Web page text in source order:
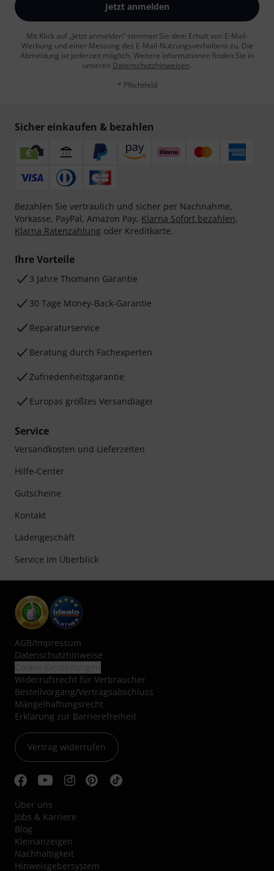
Jetzt anmelden
Mit Klick auf „Jetzt anmelden“ stimmen Sie dem Erhalt von E-Mail-
Werbung und einer Messung des E-Mail-Nutzungsverhaltens zu. Die
Abmeldung ist jederzeit möglich. Weitere Informationen finden Sie in
unseren Datenschutzhinweisen.
* Pflichtfeld
Sicher einkaufen & bezahlen
Bezahlen Sie vertraulich und sicher per Nachnahme,
Vorkasse, PayPal, Amazon Pay, Klarna Sofort bezahlen,
Klarna Ratenzahlung oder Kreditkarte.
Ihre Vorteile
3 Jahre Thomann Garantie
30 Tage Money-Back-Garantie
Reparaturservice
Beratung durch Fachexperten
Zufriedenheitsgarantie
Europas größtes Versandlager
Service
Versandkosten und Lieferzeiten
Hilfe-Center
Gutscheine
Kontakt
Ladengeschäft
Service im Überblick
AGB/Impressum
Datenschutzhinweise
Widerrufsrecht für Verbraucher
Bestellvorgang/Vertragsabschluss
Mängelhaftungsrecht
Erklärung zur Barrierefreiheit
Vertrag widerrufen
Über uns
Jobs & Karriere
Blog
Kleinanzeigen
Nachhaltigkeit
Hinweisgebersystem